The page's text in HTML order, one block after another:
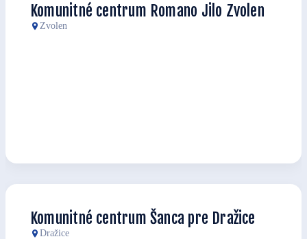
Komunitné centrum Romano Jilo Zvolen
Zvolen
Komunitné centrum Šanca pre Dražice
Dražice